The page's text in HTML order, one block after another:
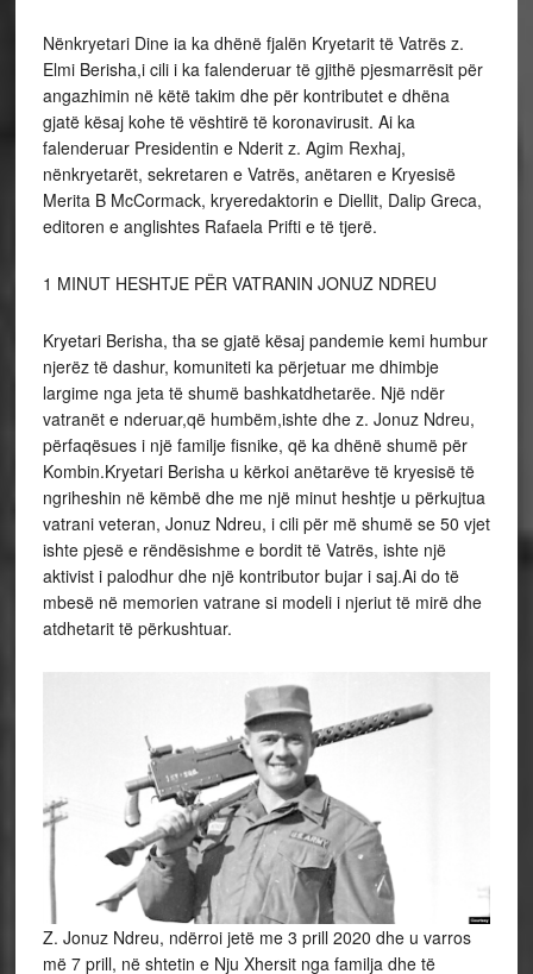
Nënkryetari Dine ia ka dhënë fjalën Kryetarit të Vatrës z.
Elmi Berisha,i cili i ka falenderuar të gjithë pjesmarrësit për
angazhimin në këtë takim dhe për kontributet e dhëna
gjatë kësaj kohe të vështirë të koronavirusit. Ai ka
falenderuar Presidentin e Nderit z. Agim Rexhaj,
nënkryetarët, sekretaren e Vatrës, anëtaren e Kryesisë
Merita B McCormack, kryeredaktorin e Diellit, Dalip Greca,
editoren e anglishtes Rafaela Prifti e të tjerë.
1 MINUT HESHTJE PËR VATRANIN JONUZ NDREU
Kryetari Berisha, tha se gjatë kësaj pandemie kemi humbur
njerëz të dashur, komuniteti ka përjetuar me dhimbje
largime nga jeta të shumë bashkatdhetarëe. Një ndër
vatranët e nderuar,që humbëm,ishte dhe z. Jonuz Ndreu,
përfaqësues i një familje fisnike, që ka dhënë shumë për
Kombin.Kryetari Berisha u kërkoi anëtarëve të kryesisë të
ngriheshin në këmbë dhe me një minut heshtje u përkujtua
vatrani veteran, Jonuz Ndreu, i cili për më shumë se 50 vjet
ishte pjesë e rëndësishme e bordit të Vatrës, ishte një
aktivist i palodhur dhe një kontributor bujar i saj.Ai do të
mbesë në memorien vatrane si modeli i njeriut të mirë dhe
atdhetarit të përkushtuar.
Z. Jonuz Ndreu, ndërroi jetë me 3 prill 2020 dhe u varros
më 7 prill, në shtetin e Nju Xhersit nga familja dhe të